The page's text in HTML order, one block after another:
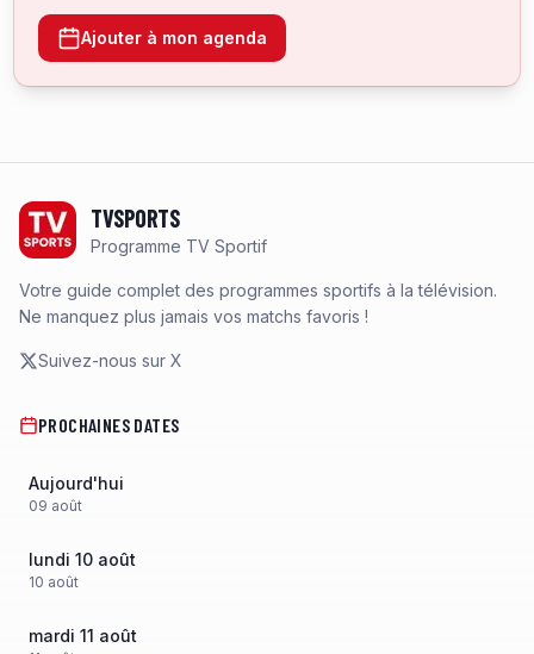
Ajouter à mon agenda
TVSPORTS
Programme TV Sportif
Votre guide complet des programmes sportifs à la télévision.
Ne manquez plus jamais vos matchs favoris !
Suivez-nous sur X
PROCHAINES DATES
Aujourd'hui
09 août
lundi 10 août
10 août
mardi 11 août